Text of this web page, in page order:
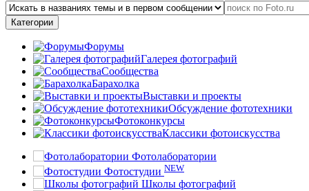
Категории
Форумы
Галерея фотографий
Сообщества
Барахолка
Выставки и проекты
Обсуждение фототехники
Фотоконкурсы
Классики фотоискусства
Фотолаборатории
Фотостудии NEW
Школы фотографий